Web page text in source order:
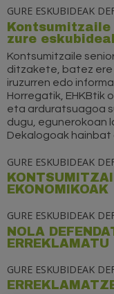
GURE ESKUBIDEAK
zure
Kontsumitzaile
ditzakete, batez ere
iruzurren edo
Horregatik, EHKBtik
eta arduratsuagoa
dugu, egunerokoan
Dekalogoak hainbat
GURE ESKUBIDEAK
EKONOMIKOAK
GURE ESKUBIDEAK
NOLA
ERREKLAMATU
GURE ESKUBIDEAK